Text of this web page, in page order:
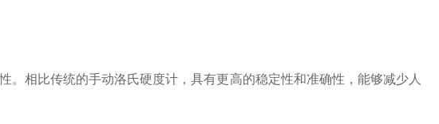
相比传统的手动洛氏硬度计，具有更高的稳定性和准确性，能够减少人